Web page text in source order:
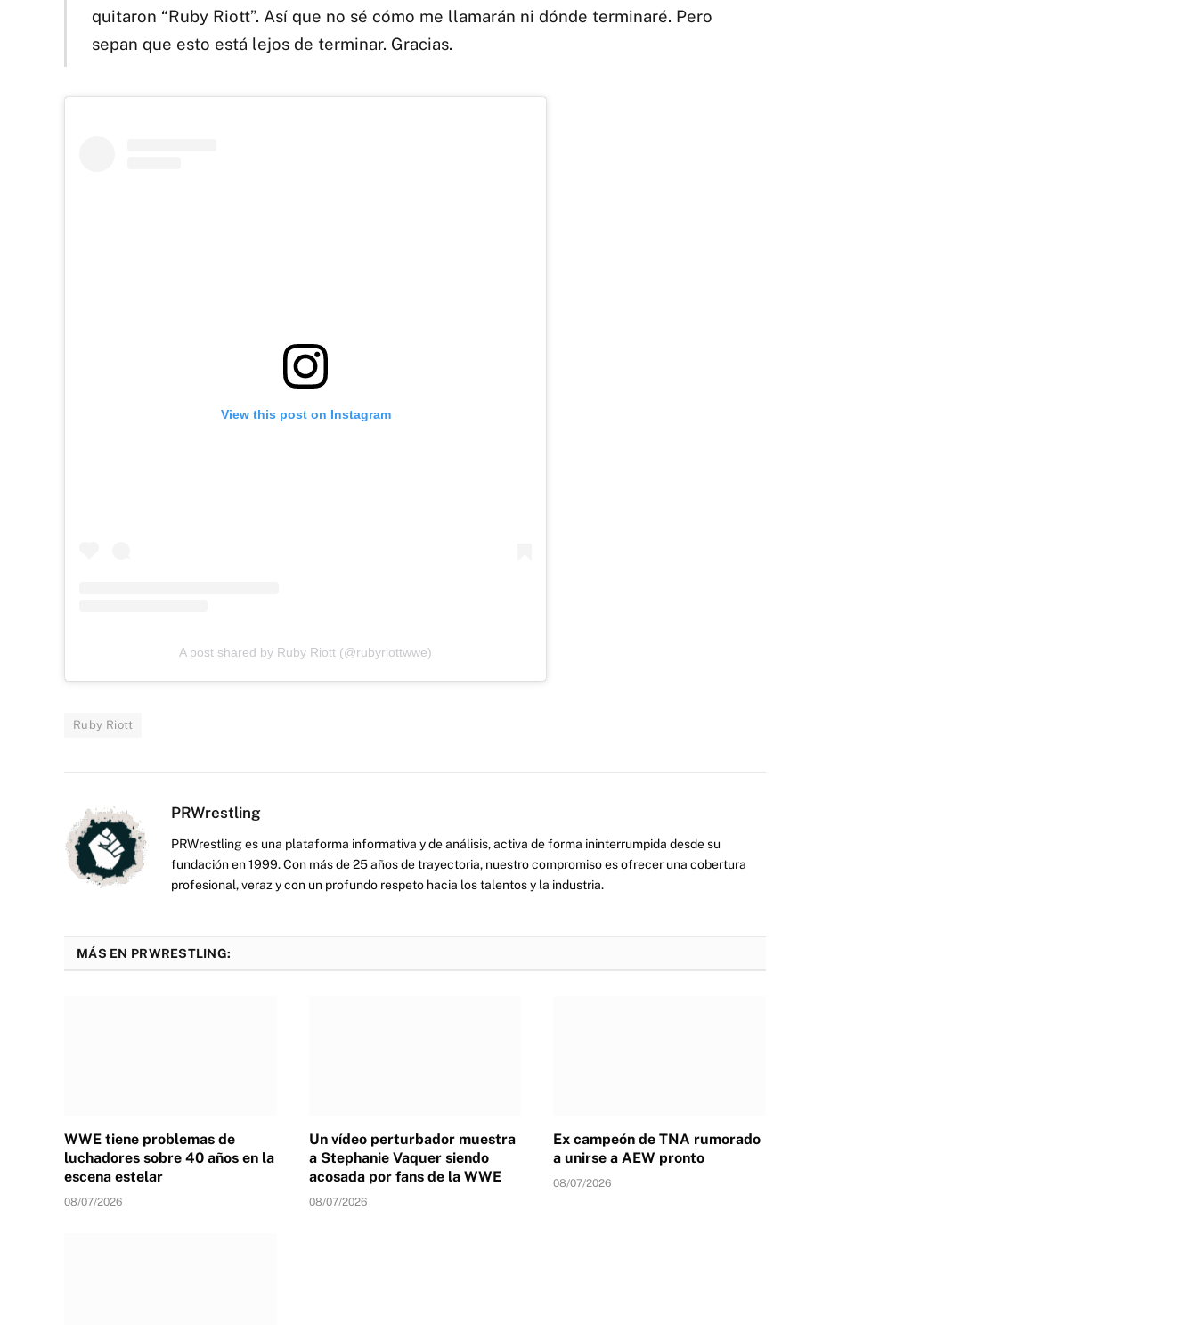
quitaron “Ruby Riott”. Así que no sé cómo me llamarán ni dónde terminaré. Pero
sepan que esto está lejos de terminar. Gracias.
View this post on Instagram
A post shared by Ruby Riott (@rubyriottwwe)
Ruby Riott
PRWrestling
PRWrestling es una plataforma informativa y de análisis, activa de forma ininterrumpida desde su
fundación en 1999. Con más de 25 años de trayectoria, nuestro compromiso es ofrecer una cobertura
profesional, veraz y con un profundo respeto hacia los talentos y la industria.
MÁS EN PRWRESTLING:
WWE tiene problemas de
luchadores sobre 40 años en la
escena estelar
08/07/2026
Un vídeo perturbador muestra
a Stephanie Vaquer siendo
acosada por fans de la WWE
08/07/2026
Ex campeón de TNA rumorado
a unirse a AEW pronto
08/07/2026